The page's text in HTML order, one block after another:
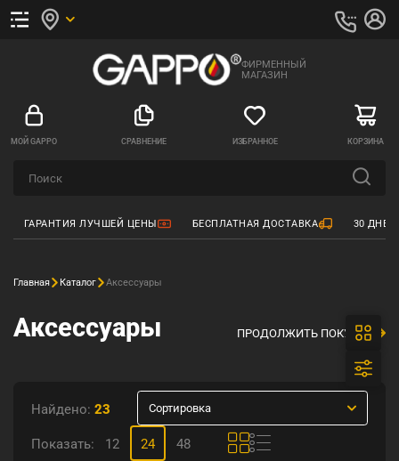
ФИРМЕННЫЙ
МАГАЗИН
МОЙ GAPPO СРАВНЕНИЕ ИЗБРАННОЕ КОРЗИНА
ГАРАНТИЯ ЛУЧШЕЙ ЦЕНЫ БЕСПЛАТНАЯ ДОСТАВКА 30
Главная Каталог Аксессуары
Аксессуары ПРОДОЛЖИТЬ ПОКУПКИ
Найдено: 23 Сортировка
Показать: 12 24 48